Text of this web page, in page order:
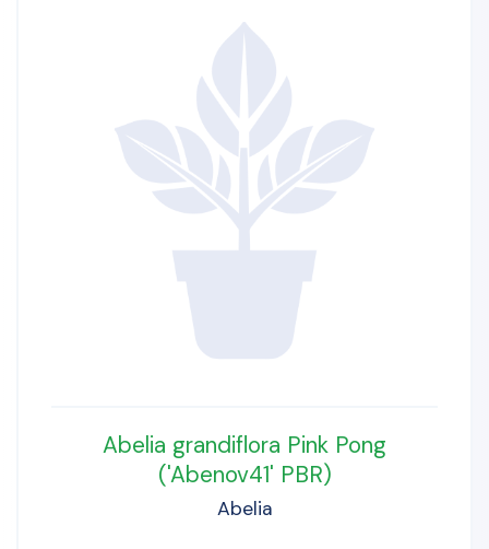
Abelia grandiflora Pink Pong
('Abenov41' PBR)
Abelia